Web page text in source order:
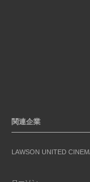
関連企業
LAWSON UNITED